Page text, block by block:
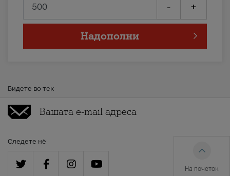
- +
Надополни
Бидете во тек
Следете нè
На почеток